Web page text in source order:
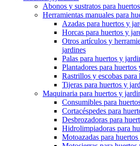
Abonos y sustratos para
Herramientas manuales para
Azadas para huertos y
Horcas para huertos y
Otros artículos y
jardines
Palas para huertos y
Plantadores para huertos
Rastrillos y escobas
Tijeras para huertos y
Maquinaria para huertos y
Consumibles para
Cortacéspedes para
Desbrozadoras para
Hidrolimpiadoras para
Motoazadas para